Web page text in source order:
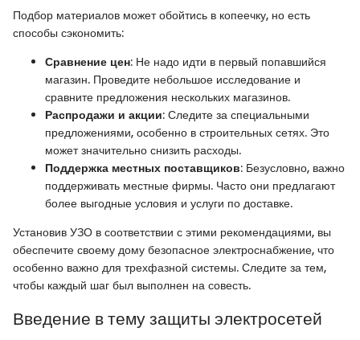
Подбор материалов может обойтись в копеечку, но есть
способы сэкономить:
Сравнение цен: Не надо идти в первый попавшийся
магазин. Проведите небольшое исследование и
сравните предложения нескольких магазинов.
Распродажи и акции: Следите за специальными
предложениями, особенно в строительных сетях. Это
может значительно снизить расходы.
Поддержка местных поставщиков: Безусловно, важно
поддерживать местные фирмы. Часто они предлагают
более выгодные условия и услуги по доставке.
Установив УЗО в соответствии с этими рекомендациями, вы
обеспечите своему дому безопасное электроснабжение, что
особенно важно для трехфазной системы. Следите за тем,
чтобы каждый шаг был выполнен на совесть.
Введение в тему защиты электросетей